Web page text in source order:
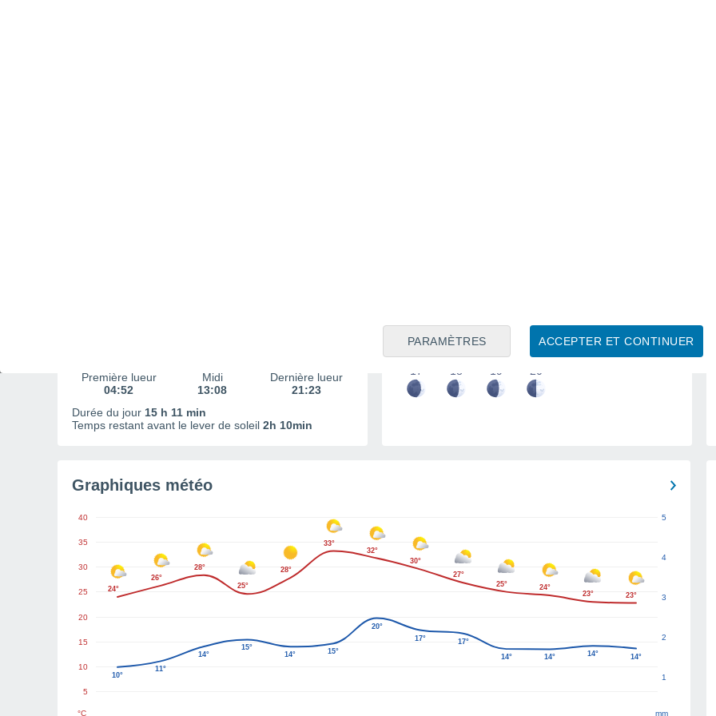
ACCEPTER ET CONTINUER
PARAMÈTRES
Première lueur
04:52
Midi
13:08
Dernière lueur
21:23
Durée du jour 15 h 11 min
Temps restant avant le lever de soleil 2h 10min
10 11 12 13 14 15 16
17 18 19 20
Graphiques météo
5
10
15
20
25
30
35
40
°C
1
2
3
4
5
mm
24°
26°
28°
25°
28°
33°
32°
30°
27°
25°
24°
23°
23°
10°
11°
14°
15°
14°
15°
20°
17°
17°
14°
14° 14° 14°